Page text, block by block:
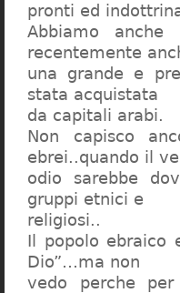
pronti ed
Abbiamo
recentemente
una grande e
stata acquistata
da capitali arabi.
Non capisco
ebrei..quando il
odio sarebbe
gruppi etnici e
religiosi..
Il popolo ebraico
Dio”…ma non
vedo perche